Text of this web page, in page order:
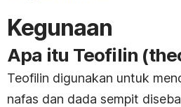
Kegunaan
Apa itu Teofilin
Teofilin digunakan untuk
nafas dan dada sempit